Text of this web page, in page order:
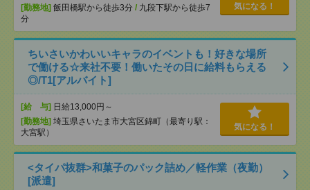
[勤務地] 飯田橋駅から徒歩3分 / 九段下駅から徒歩7
分
気になる！
ちいさいかわいいキャラのイベントも！好きな場所
で働ける☆来社不要！働いたその日に給料もらえる
◎/T1[アルバイト]
[給 与] 日給13,000円～
[勤務地] 埼玉県さいたま市大宮区錦町（最寄り駅：
大宮駅）
気になる！
<タイパ抜群>和菓子のパック詰め／軽作業（夜勤）
[派遣]